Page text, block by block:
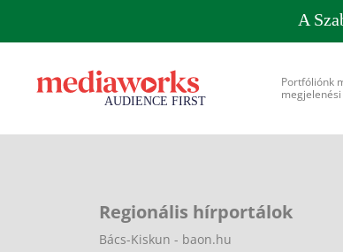
A
Portfóliónk
Regionális hírportálok
Bács-Kiskun - baon.hu